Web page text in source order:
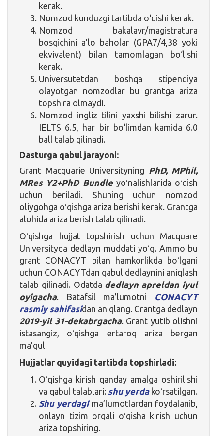
kerak.
Nomzod kunduzgi tartibda o‘qishi kerak.
Nomzod bakalavr/magistratura
bosqichini a’lo baholar (GPA7/4,38 yoki
ekvivalent) bilan tamomlagan bo‘lishi
kerak.
Universutetdan boshqa stipendiya
olayotgan nomzodlar bu grantga ariza
topshira olmaydi.
Nomzod ingliz tilini yaxshi bilishi zarur.
IELTS 6.5, har bir bo‘limdan kamida 6.0
ball talab qilinadi.
Dasturga qabul jarayoni:
Grant Macquarie Universityning PhD, MPhil,
MRes Y2+PhD Bundleyoʻnalishlarida oʻqish
uchun beriladi. Shuning uchun nomzod
oliygohga oʻqishga ariza berishi kerak. Grantga
alohida ariza berish talab qilinadi.
Oʻqishga hujjat topshirish uchun Macquare
Universityda dedlayn muddati yoʻq. Ammo bu
grant CONACYT bilan hamkorlikda boʻlgani
uchun CONACYTdan qabul dedlaynini aniqlash
talab qilinadi. Odatda dedlayn apreldan iyul
oyigacha. Batafsil ma’lumotni CONACYT
rasmiy sahifasidan aniqlang. Grantga dedlayn
2019-yil 31-dekabrgacha. Grant yutib olishni
istasangiz, oʻqishga ertaroq ariza bergan
ma’qul.
Hujjatlar quyidagi tartibda topshirladi:
Oʻqishga kirish qanday amalga oshirilishi
va qabul talablari: shu yerdakoʻrsatilgan.
Shu yerdagima’lumotlardan foydalanib,
onlayn tizim orqali oʻqisha kirish uchun
ariza topshiring.